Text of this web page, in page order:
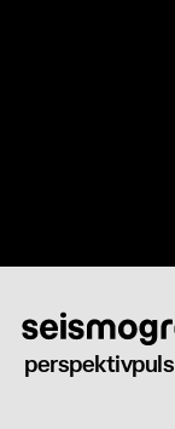
perspektivpuls